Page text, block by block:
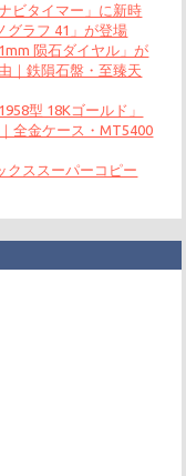
ビタイマー」に新時
グラフ 41」が登場
陨石ダイヤル」が
｜鉄隕石盤・至臻天
型 18Kゴールド」
全金ケース・MT5400
ススーパーコピー